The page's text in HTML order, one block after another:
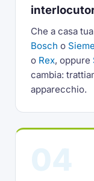
Che a casa
Bosch o
o Rex, oppure
cambia:
apparecchio.